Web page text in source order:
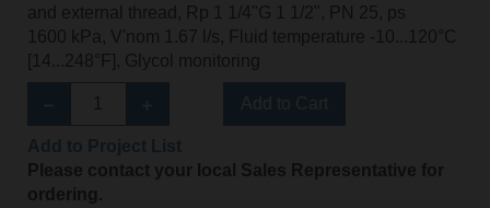
and external thread, Rp 1 1/4"G 1 1/2", PN 25, ps
1600 kPa, V'nom 1.67 l/s, Fluid temperature -10...120°C
[14...248°F], Glycol monitoring
Please contact your local Sales Representative for
ordering.